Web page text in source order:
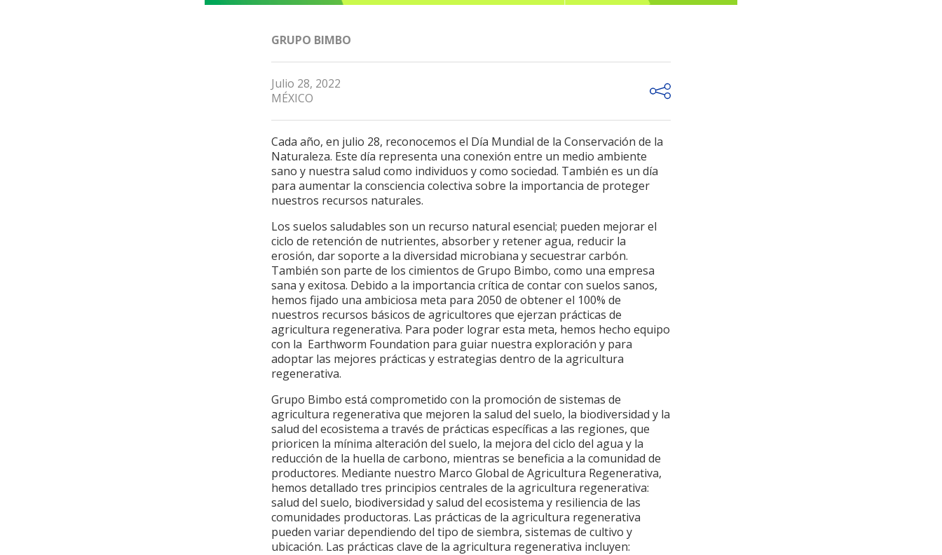
GRUPO BIMBO
Julio 28, 2022
MÉXICO
Cada año, en julio 28, reconocemos el Día Mundial de la Conservación de la
Naturaleza. Este día representa una conexión entre un medio ambiente
sano y nuestra salud como individuos y como sociedad. También es un día
para aumentar la consciencia colectiva sobre la importancia de proteger
nuestros recursos naturales.
Los suelos saludables son un recurso natural esencial; pueden mejorar el
ciclo de retención de nutrientes, absorber y retener agua, reducir la
erosión, dar soporte a la diversidad microbiana y secuestrar carbón.
También son parte de los cimientos de Grupo Bimbo, como una empresa
sana y exitosa. Debido a la importancia crítica de contar con suelos sanos,
hemos fijado una ambiciosa meta para 2050 de obtener el 100% de
nuestros recursos básicos de agricultores que ejerzan prácticas de
agricultura regenerativa. Para poder lograr esta meta, hemos hecho equipo
con la Earthworm Foundation para guiar nuestra exploración y para
adoptar las mejores prácticas y estrategias dentro de la agricultura
regenerativa.
Grupo Bimbo está comprometido con la promoción de sistemas de
agricultura regenerativa que mejoren la salud del suelo, la biodiversidad y la
salud del ecosistema a través de prácticas específicas a las regiones, que
prioricen la mínima alteración del suelo, la mejora del ciclo del agua y la
reducción de la huella de carbono, mientras se beneficia a la comunidad de
productores. Mediante nuestro Marco Global de Agricultura Regenerativa,
hemos detallado tres principios centrales de la agricultura regenerativa:
salud del suelo, biodiversidad y salud del ecosistema y resiliencia de las
comunidades productoras. Las prácticas de la agricultura regenerativa
pueden variar dependiendo del tipo de siembra, sistemas de cultivo y
ubicación. Las prácticas clave de la agricultura regenerativa incluyen: